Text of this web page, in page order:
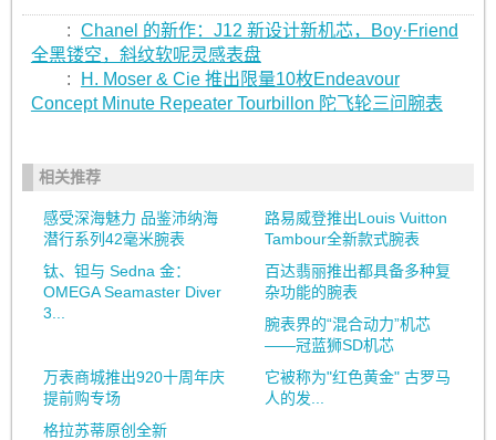
: Chanel 的新作：J12 新设计新机芯，Boy·Friend
全黑镂空，斜纹软呢灵感表盘
:
H. Moser & Cie 推出限量10枚Endeavour
Concept Minute Repeater Tourbillon 陀飞轮三问腕表
相关推荐
感受深海魅力 品鉴沛纳海
潜行系列42毫米腕表
路易威登推出Louis Vuitton
Tambour全新款式腕表
钛、钽与 Sedna 金：
OMEGA Seamaster Diver
3...
百达翡丽推出都具备多种复
杂功能的腕表
腕表界的“混合动力”机芯
——冠蓝狮SD机芯
万表商城推出920十周年庆
提前购专场
它被称为"红色黄金" 古罗马
人的发...
格拉苏蒂原创全新